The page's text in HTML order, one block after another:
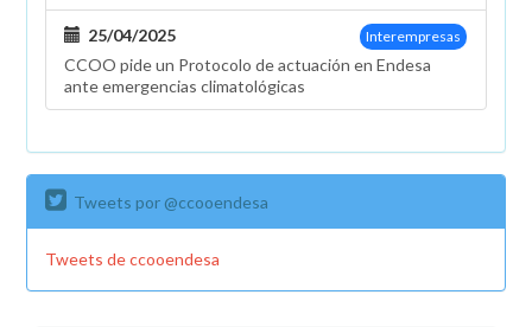
Interempresas
25/04/2025
CCOO pide un Protocolo de actuación en Endesa
ante emergencias climatológicas
Tweets por @ccooendesa
Tweets de ccooendesa